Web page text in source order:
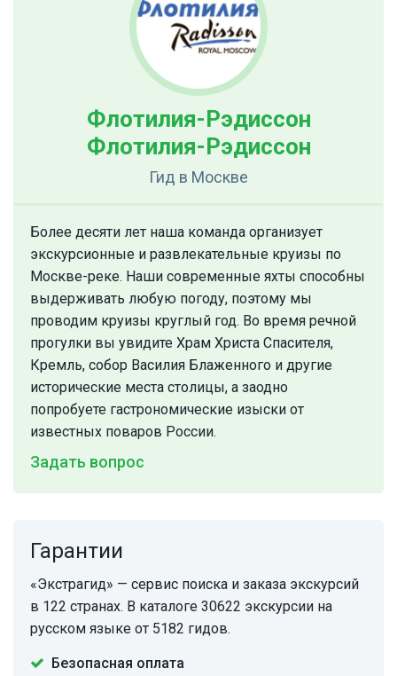
Флотилия-Рэдиссон
Флотилия-Рэдиссон
Гид в Москве
Более десяти лет наша команда организует
экскурсионные и развлекательные круизы по
Москве-реке. Наши современные яхты способны
выдерживать любую погоду, поэтому мы
проводим круизы круглый год. Во время речной
прогулки вы увидите Храм Христа Спасителя,
Кремль, собор Василия Блаженного и другие
исторические места столицы, а заодно
попробуете гастрономические изыски от
известных поваров России.
Задать вопрос
Гарантии
«Экстрагид» — сервис поиска и заказа экскурсий
в 122 странах. В каталоге 30622 экскурсии на
русском языке от 5182 гидов.
Безопасная оплата